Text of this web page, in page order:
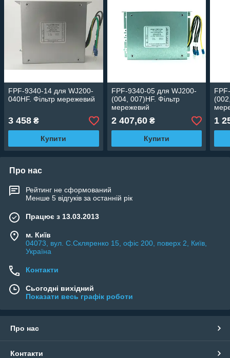
FPF-9340-14 для WJ200-
040HF. Фільтр мережевий
3 458 ₴
Купити
FPF-9340-05 для WJ200-
(004, 007)НF. Фільтр
мережевий
2 407,60₴
Купити
1
Про нас
Рейтинг не сформований
Менше 5 відгуків за останній рік
Працює з 13.03.2013
м. Київ
04073, вул. C.Скляренко 15, офіс 200, поверх 2, Київ,
Україна
Контакти
Сьогодні вихідний
Показати весь графік роботи
Про нас
Контакти